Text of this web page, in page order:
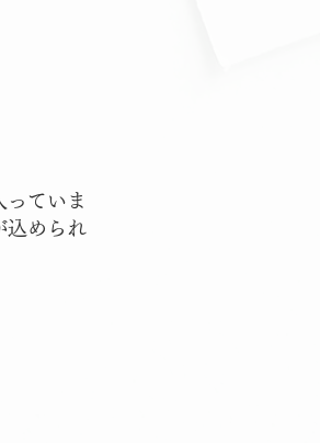
ていま
込められ